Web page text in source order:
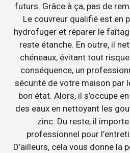
futurs. Grâce à ça, pas de
Le couvreur qualifié est en
hydrofuger et réparer le
reste étanche. En outre, il
chéneaux, évitant tout
conséquence, un
sécurité de votre maison par
bon état. Alors, il s’occupe
des eaux en nettoyant les
zinc. Du reste, il
professionnel pour
D’ailleurs, cela vous donne la